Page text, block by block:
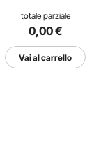
totale parziale
0,00€
Vai al carrello